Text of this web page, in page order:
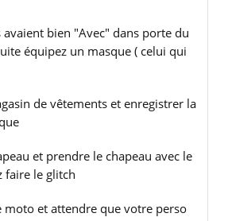
bien "Avec" dans porte du
équipez un masque ( celui qui
de vêtements et enregistrer la
et prendre le chapeau avec le
faire le glitch
moto et attendre que votre perso